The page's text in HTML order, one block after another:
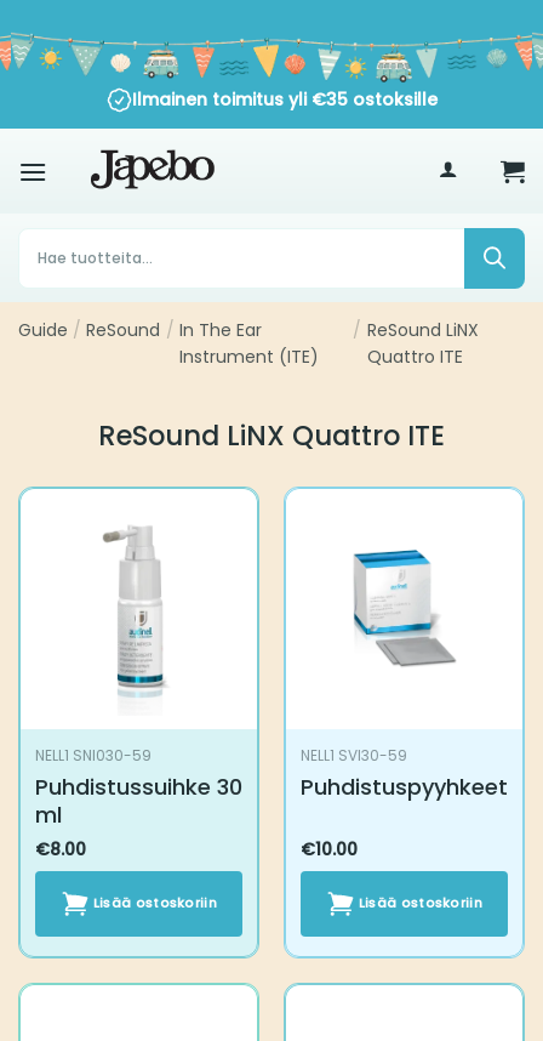
sisältöön
Ilmainen toimitus yli €35ostoksille
Products
search
Guide / ReSound / In The Ear Instrument
(ITE)
ReSound LiNX
Quattro ITE
ReSound LiNX Quattro ITE
NELL1 SNI030-59
Puhdistussuihke 30
ml
€8.00
Lisää ostoskoriin
NELL1 SVI30-59
Puhdistuspyyhkeet
€10.00
Lisää ostoskoriin